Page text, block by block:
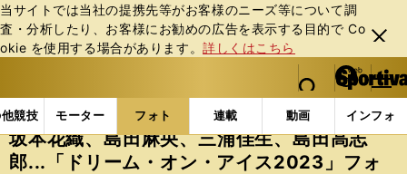
当サイトでは当社の提携先等がお客様のニーズ等について調
査・分析したり、お客様にお勧めの広告を表⽰する⽬的で Co
okie を使⽤する場合があります。詳しくはこちら
閉じ
る
web Sportiva (webスポルティーバ)
検索
マイペ
ー
ジ
メニュ
競技 モーター フォト 連載 動画 インフォ
b
ス
ポ
ル
フォトギャラリー 坂本花織、島田麻央、三浦佳生、
坂本花織、島田麻央、三浦佳生、島田高志
郎...「ドリーム・オン・アイス2023」フォ